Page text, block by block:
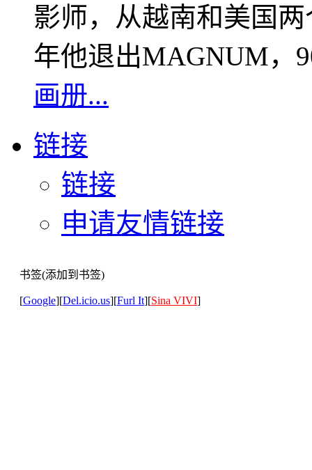
影师，从越南和美国
年他退出MAGNUM，
画册...
链接
链接
申请友情链接
书签(添加到书签)
[Google][Del.icio.us][Furl It][Sina VIVI]